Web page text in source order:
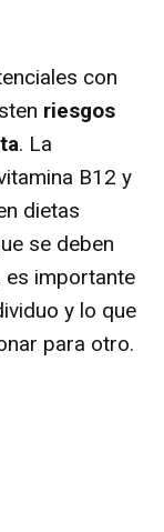
con
riesgos
. La
B12 y
dietas
se deben
es importante
y lo que
para otro.